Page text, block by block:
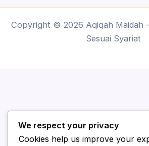
Copyright © 2026 Aqiqah Maidah
Sesuai Syariat
We respect your privacy
Cookies help us improve your